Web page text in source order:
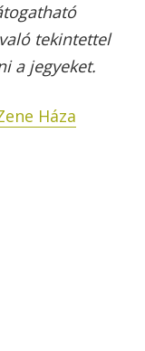
tekintettel
a jegyeket.
Háza